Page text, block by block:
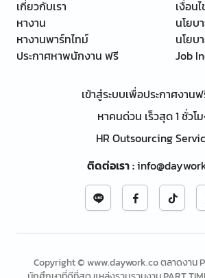
เกี่ยวกับเรา
หางาน
หางานพาร์ทไทม์
ประกาศหาพนักงาน ฟรี
เงื่อน
นโยบ
นโยบ
Job
เข้าสู่ระบบเพื่อประกาศงาน
หาคนด่วน เร็วสุด 1 ชั่วโ
HR Outsourcing
ติดต่อเรา:
Copyright © www.daywork.co ตลาดงาน